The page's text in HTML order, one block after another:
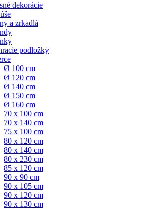
dekorácie
a zrkadlá
podložky
Ø 100 cm
Ø 120 cm
Ø 140 cm
Ø 150 cm
Ø 160 cm
70 x 100 cm
70 x 140 cm
75 x 100 cm
80 x 120 cm
80 x 140 cm
80 x 230 cm
85 x 120 cm
90 x 90 cm
90 x 105 cm
90 x 120 cm
90 x 130 cm